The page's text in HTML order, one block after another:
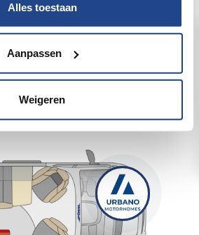
Alles toestaan
Aanpassen
WeigerenR Citroën
2JMM928